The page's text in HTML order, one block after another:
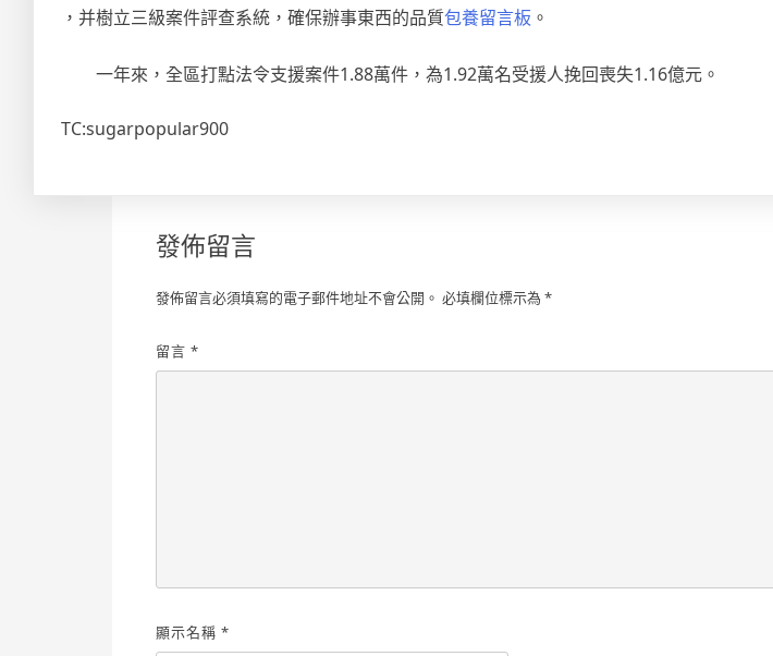
，并樹立三級案件評查系統，確保辦事東西的品質包養留言板 。
一年來，全區打點法令支援案件1.88萬件，為1.92萬名受援人挽回喪失1.16億元。
TC:sugarpopular900
發佈留言
發佈留言必須填寫的電子郵件地址不會公開。 必填欄位標示為*
留言*
顯示名稱*